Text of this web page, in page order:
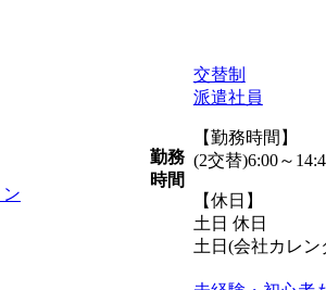
勤務
時間
交替制
派遣社員
【勤務時間】
(2交替)6:00～
【休日】
土日 休日
土日(会社カレ